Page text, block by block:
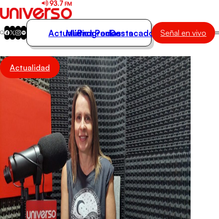
Actualidad
Música
Programas
Destacados
Actualidad
Música
Programas
Podcasts
Destacados Señal en vivo
Actualidad